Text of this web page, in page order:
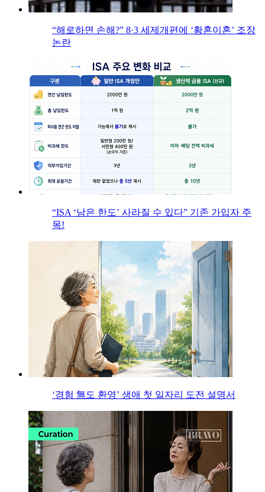
“해로하면 손해?” 8·3 세제개편에 ‘황혼이혼’ 조장
논란
“ISA ‘남은 한도’ 사라질 수 있다” 기존 가입자 주
목!
‘경험 無도 환영’ 생애 첫 일자리 도전 설명서